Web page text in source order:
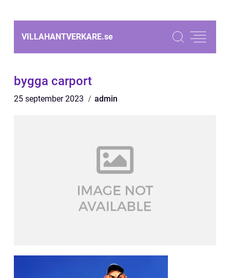
VILLAHANTVERKARE.se
bygga carport
25 september 2023 admin